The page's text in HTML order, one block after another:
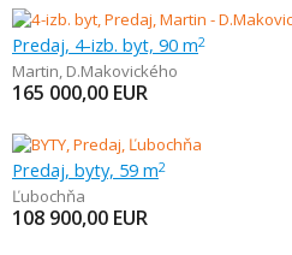
Predaj, 4-izb. byt, 90 m2
Martin, D.Makovického
165 000,00 EUR
Predaj, byty, 59 m2
Ľubochňa
108 900,00 EUR